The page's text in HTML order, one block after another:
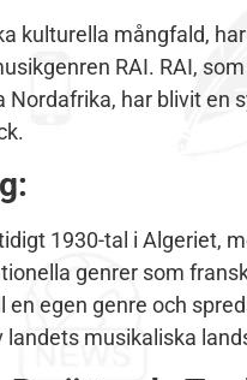
kulturella mångfald,
RAI. RAI,
har blivit en
1930-tal i Algeriet,
genrer som
egen genre och
musikaliska